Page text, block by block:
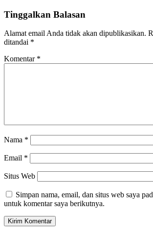
Tinggalkan Balasan
Alamat email Anda tidak akan dipublikasikan.
ditandai *
Komentar *
Nama *
Email *
Situs Web
Simpan nama, email, dan situs web saya
untuk komentar saya berikutnya.